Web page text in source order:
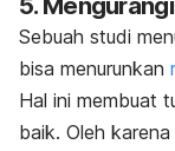
5.
Sebuah studi
bisa menurunkan
Hal ini membuat
baik. Oleh